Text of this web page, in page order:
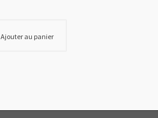
Ajouter au panier